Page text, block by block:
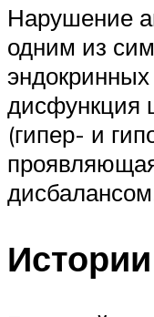
Нарушение
одним из
дисфункция
(гипер- и